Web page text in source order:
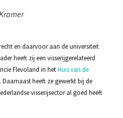
en daarvoor aan de universiteit
heeft zij een visserijgerelateerd
Flevoland in hetHuis van de
Daarnaast heeft ze gewerkt bij de
visserijsector al goed heeft